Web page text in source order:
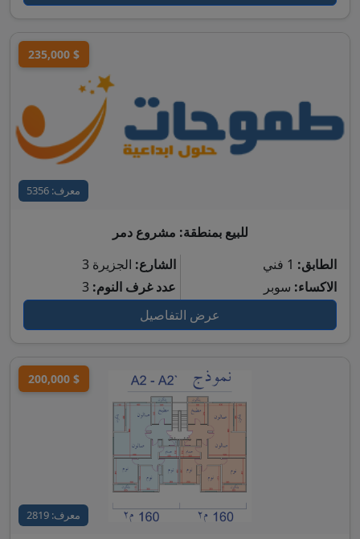
235,000 $
معرف: 5356
للبيع بمنطقة: مشروع دمر
الشارع: الجزيرة 3
عدد غرف النوم:
الطابق:
الاكساء: سوبر
عرض التفاصيل
200,000 $
معرف: 2819